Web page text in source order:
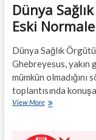
Dünya
Eski
Dünya Sağlık
Ghebreyesus,
mümkün olmadığını
toplantısında
View MoreDünya
“Yakın